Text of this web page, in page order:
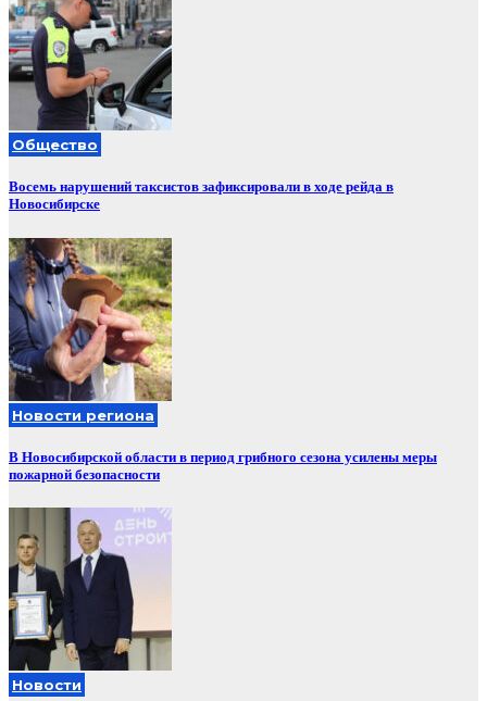
Общество
Восемь нарушений таксистов зафиксировали в ходе рейда в
Новосибирске
Новости региона
В Новосибирской области в период грибного сезона усилены меры
пожарной безопасности
Новости